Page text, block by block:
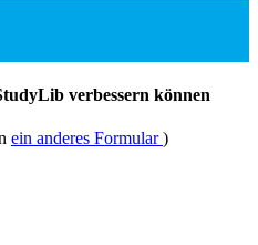
verbessern können
ein anderes Formular)